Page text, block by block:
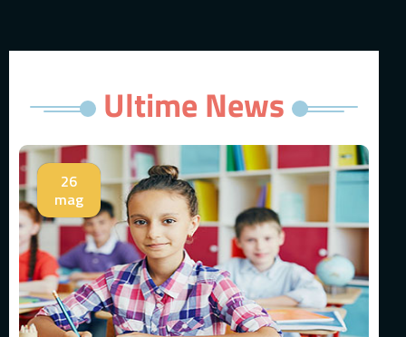
Ultime News
26
mag